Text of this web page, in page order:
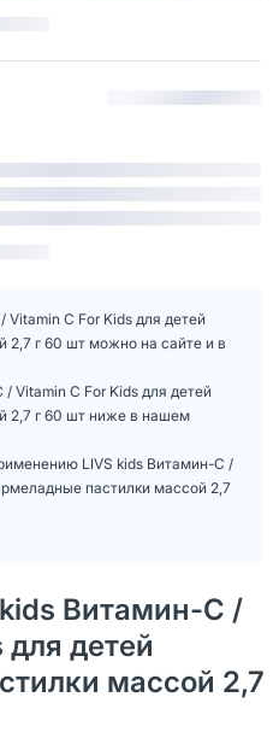
C For Kids для детей
2,7 г 60 шт можно на сайте и в
Vitamin C For Kids для детей
2,7 г 60 шт ниже в нашем
LIVS kids Витамин-С /
пастилки массой 2,7
Витамин-С /
для детей
массой 2,7